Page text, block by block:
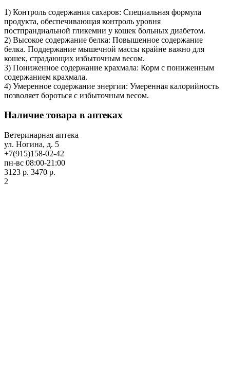
1) Контроль содержания сахаров: Специальная формула
продукта, обеспечивающая контроль уровня
постпрандиальной гликемии у кошек больных диабетом.
2) Высокое содержание белка: Повышенное содержание
белка. Поддержание мышечной массы крайне важно для
кошек, страдающих избыточным весом.
3) Пониженное содержание крахмала: Корм с пониженным
содержанием крахмала.
4) Умеренное содержание энергии: Умеренная калорийность
позволяет бороться с избыточным весом.
Наличие товара в аптеках
Ветеринарная аптека
ул. Ногина, д. 5
+7(915)158-02-42
пн-вс 08:00-21:00
3123 р. 3470 р.
2